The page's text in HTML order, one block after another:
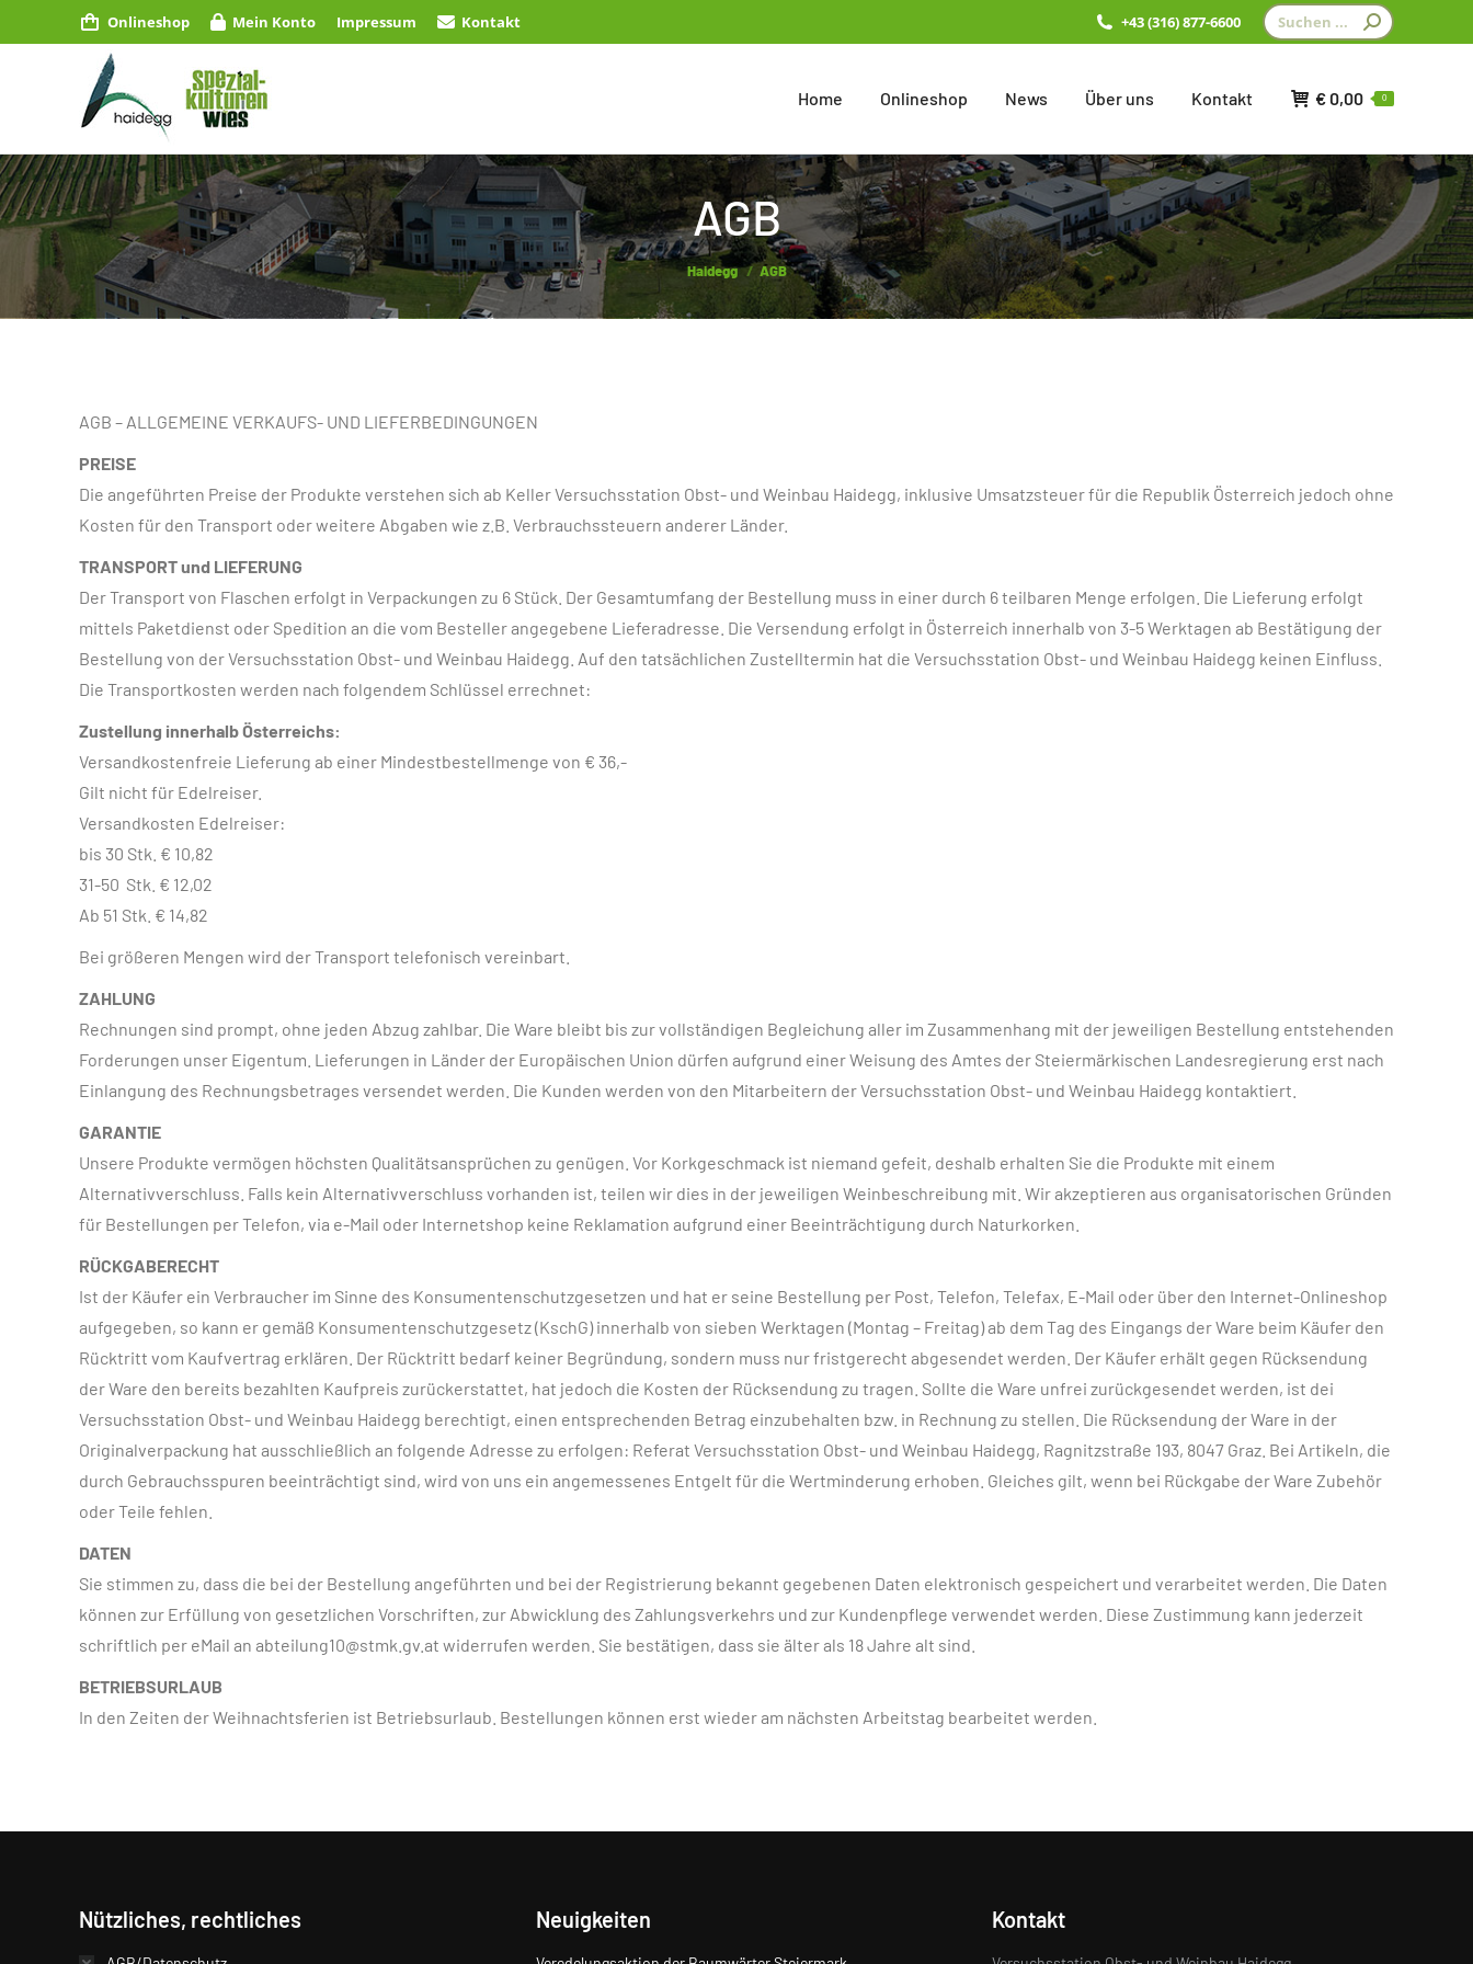
Onlineshop Mein Konto Impressum Kontakt +43 (316) 877-6600 Search:
Home Onlineshop News Über uns Kontakt €0,00 0
AGB
You are here:
Haidegg AGB
AGB – ALLGEMEINE VERKAUFS- UND LIEFERBEDINGUNGEN
PREISE
Die angeführten Preise der Produkte verstehen sich ab Keller Versuchsstation Obst- und Weinbau Haidegg, inklusive Umsatzsteuer für die Republik Österreich jedoch ohne
Kosten für den Transport oder weitere Abgaben wie z.B. Verbrauchssteuern anderer Länder.
TRANSPORT und LIEFERUNG
Der Transport von Flaschen erfolgt in Verpackungen zu 6 Stück. Der Gesamtumfang der Bestellung muss in einer durch 6 teilbaren Menge erfolgen. Die Lieferung erfolgt
mittels Paketdienst oder Spedition an die vom Besteller angegebene Lieferadresse. Die Versendung erfolgt in Österreich innerhalb von 3-5 Werktagen ab Bestätigung der
Bestellung von der Versuchsstation Obst- und Weinbau Haidegg. Auf den tatsächlichen Zustelltermin hat die Versuchsstation Obst- und Weinbau Haidegg keinen Einfluss.
Die Transportkosten werden nach folgendem Schlüssel errechnet:
Zustellung innerhalb Österreichs:
Versandkostenfreie Lieferung ab einer Mindestbestellmenge von € 36,-
Gilt nicht für Edelreiser.
Versandkosten Edelreiser:
bis 30 Stk. € 10,82
31-50 Stk. € 12,02
Ab 51 Stk. € 14,82
Bei größeren Mengen wird der Transport telefonisch vereinbart.
ZAHLUNG
Rechnungen sind prompt, ohne jeden Abzug zahlbar. Die Ware bleibt bis zur vollständigen Begleichung aller im Zusammenhang mit der jeweiligen Bestellung entstehenden
Forderungen unser Eigentum. Lieferungen in Länder der Europäischen Union dürfen aufgrund einer Weisung des Amtes der Steiermärkischen Landesregierung erst nach
Einlangung des Rechnungsbetrages versendet werden. Die Kunden werden von den Mitarbeitern der Versuchsstation Obst- und Weinbau Haidegg kontaktiert.
GARANTIE
Unsere Produkte vermögen höchsten Qualitätsansprüchen zu genügen. Vor Korkgeschmack ist niemand gefeit, deshalb erhalten Sie die Produkte mit einem
Alternativverschluss. Falls kein Alternativverschluss vorhanden ist, teilen wir dies in der jeweiligen Weinbeschreibung mit. Wir akzeptieren aus organisatorischen Gründen
für Bestellungen per Telefon, via e-Mail oder Internetshop keine Reklamation aufgrund einer Beeinträchtigung durch Naturkorken.
RÜCKGABERECHT
Ist der Käufer ein Verbraucher im Sinne des Konsumentenschutzgesetzen und hat er seine Bestellung per Post, Telefon, Telefax, E-Mail oder über den Internet-Onlineshop
aufgegeben, so kann er gemäß Konsumentenschutzgesetz (KschG) innerhalb von sieben Werktagen (Montag – Freitag) ab dem Tag des Eingangs der Ware beim Käufer den
Rücktritt vom Kaufvertrag erklären. Der Rücktritt bedarf keiner Begründung, sondern muss nur fristgerecht abgesendet werden. Der Käufer erhält gegen Rücksendung
der Ware den bereits bezahlten Kaufpreis zurückerstattet, hat jedoch die Kosten der Rücksendung zu tragen. Sollte die Ware unfrei zurückgesendet werden, ist dei
Versuchsstation Obst- und Weinbau Haidegg berechtigt, einen entsprechenden Betrag einzubehalten bzw. in Rechnung zu stellen. Die Rücksendung der Ware in der
Originalverpackung hat ausschließlich an folgende Adresse zu erfolgen: Referat Versuchsstation Obst- und Weinbau Haidegg, Ragnitzstraße 193, 8047 Graz. Bei Artikeln, die
durch Gebrauchsspuren beeinträchtigt sind, wird von uns ein angemessenes Entgelt für die Wertminderung erhoben. Gleiches gilt, wenn bei Rückgabe der Ware Zubehör
oder Teile fehlen.
DATEN
Sie stimmen zu, dass die bei der Bestellung angeführten und bei der Registrierung bekannt gegebenen Daten elektronisch gespeichert und verarbeitet werden. Die Daten
können zur Erfüllung von gesetzlichen Vorschriften, zur Abwicklung des Zahlungsverkehrs und zur Kundenpflege verwendet werden. Diese Zustimmung kann jederzeit
schriftlich per eMail an abteilung10@stmk.gv.at widerrufen werden. Sie bestätigen, dass sie älter als 18 Jahre alt sind.
BETRIEBSURLAUB
In den Zeiten der Weihnachtsferien ist Betriebsurlaub. Bestellungen können erst wieder am nächsten Arbeitstag bearbeitet werden.
Nützliches, rechtliches Neuigkeiten Kontakt